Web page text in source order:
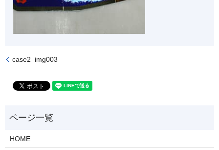
case2_img003
HOME